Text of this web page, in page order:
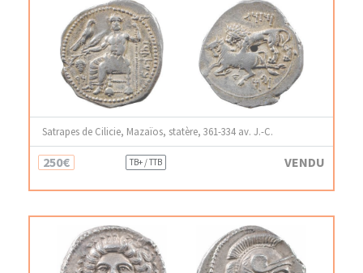
Satrapes de Cilicie, Mazaïos, statère, 361-334 av. J.-C.
250€ TB+ / TTB VENDU